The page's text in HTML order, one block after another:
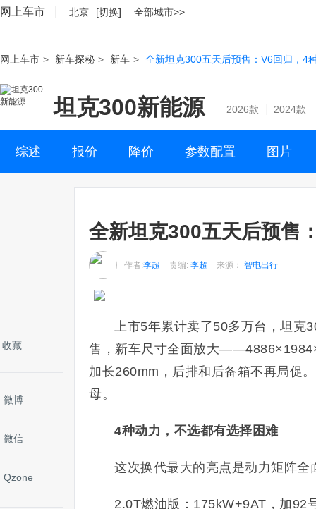
网上车市 北京 [切换] 全部城市>>
网上车市 > 新车探秘 > 新车 > 全新坦克300五天后预售：V6回归，4
坦克300新能源 2026款 2024款
综述 报价 降价 参数配置 图片
收藏
微博
微信
Qzone
全新坦克300五天后预售
作者:李超 责编: 李超 来源： 智电出行
上市5年累计卖了50多万台，坦克
售，新车尺寸全面放大
加长260mm，后排和后备箱不再局促
母。
4种动力，不选都有选择困难
这次换代最大的亮点是动力矩阵
2.0T燃油版：175kW+9AT，加92